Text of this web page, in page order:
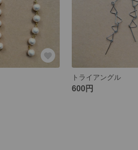
トライアングル
600円